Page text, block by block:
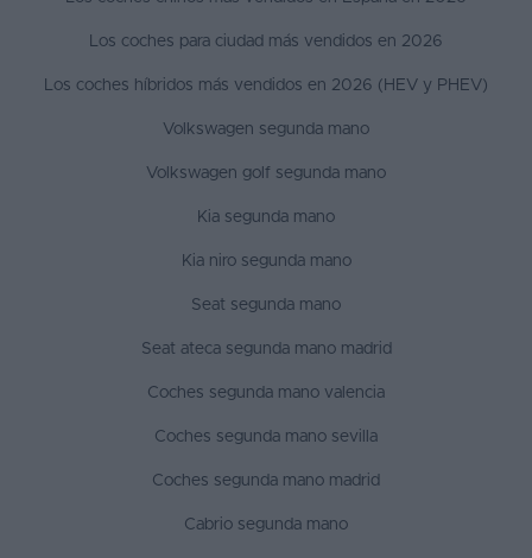
Los coches para ciudad más vendidos en 2026
Los coches híbridos más vendidos en 2026 (HEV y PHEV)
Volkswagen segunda mano
Volkswagen golf segunda mano
Kia segunda mano
Kia niro segunda mano
Seat segunda mano
Seat ateca segunda mano madrid
Coches segunda mano valencia
Coches segunda mano sevilla
Coches segunda mano madrid
Cabrio segunda mano